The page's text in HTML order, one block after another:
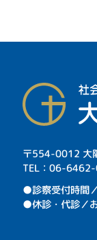
〒554-0012 大
TEL：06-
⁩●診察受付時間
●休診・代診／